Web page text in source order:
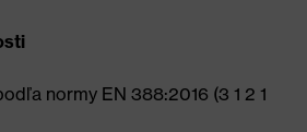
normy EN 388:2016 (3 1 2 1